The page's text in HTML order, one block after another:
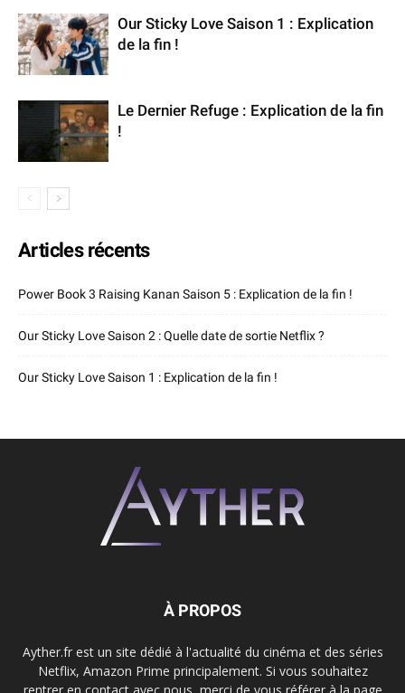
Our Sticky Love Saison 1 : Explication
de la fin !
Le Dernier Refuge : Explication de la fin
!
Articles récents
Power Book 3 Raising Kanan Saison 5 : Explication de la fin !
Our Sticky Love Saison 2 : Quelle date de sortie Netflix ?
Our Sticky Love Saison 1 : Explication de la fin !
À PROPOS
Ayther.fr est un site dédié à l'actualité du cinéma et des séries
Netflix, Amazon Prime principalement. Si vous souhaitez
rentrer en contact avec nous, merci de vous référer à la page